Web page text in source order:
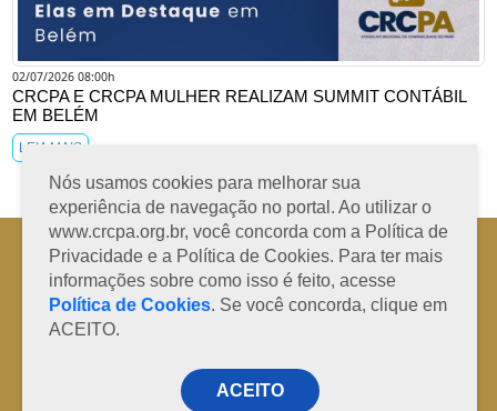
02/07/2026 08:00h
CRCPA E CRCPA MULHER REALIZAM SUMMIT CONTÁBIL
EM BELÉM
LEIA MAIS
Nós usamos cookies para melhorar sua
experiência de navegação no portal. Ao utilizar o
www.crcpa.org.br, você concorda com a Política de
Privacidade e a Política de Cookies. Para ter mais
informações sobre como isso é feito, acesse
Política de Cookies. Se você concorda, clique em
ACEITO.
ACEITO
Horário de Atendimento: 08h às 12h e 13h às 17h de segunda à sexta-
feira
Fone: +55 91 3202-4150 | E-mail: protocolo@crcpa.org.br
Copyright 2014/2026 | Todos os direitos reservados ao CRC-PA